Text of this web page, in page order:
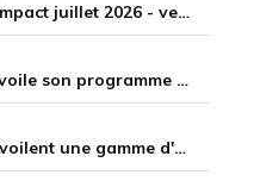
Codes primo-gemmes Genshin Impact juillet 2026 - version 7.0
Gamescom 2026 : HoYoverse dévoile son programme et présente deux nouveaux jeux inédits
UGREEN et Honkai: Star Rail dévoilent une gamme d'accessoires de recharge en édition limitée